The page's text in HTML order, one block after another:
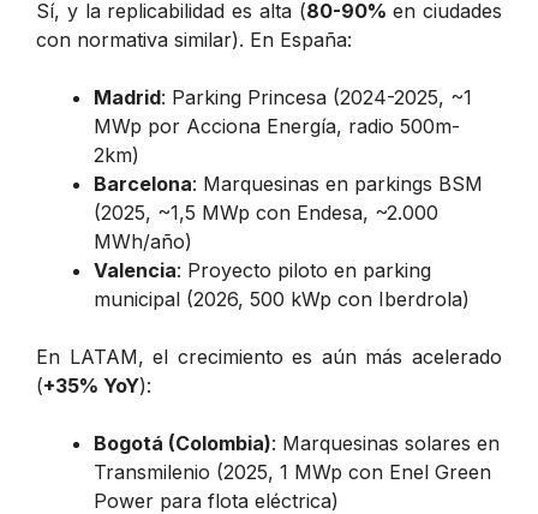
Sí, y la replicabilidad es alta (80-90% en ciudades
con normativa similar). En España:
Madrid: Parking Princesa (2024-2025, ~1
MWp por Acciona Energía, radio 500m-
2km)
Barcelona: Marquesinas en parkings BSM
(2025, ~1,5 MWp con Endesa, ~2.000
MWh/año)
Valencia: Proyecto piloto en parking
municipal (2026, 500 kWp con Iberdrola)
En LATAM, el crecimiento es aún más acelerado
(+35% YoY):
Bogotá (Colombia): Marquesinas solares en
Transmilenio (2025, 1 MWp con Enel Green
Power para flota eléctrica)